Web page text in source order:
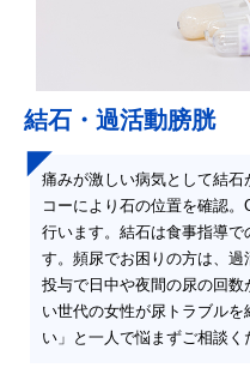
結石・過活動膀胱
痛みが激しい病気として結
コーにより石の位置を確認
行います。結石は食事指導
す。頻尿でお困りの方は、
投与で日中や夜間の尿の回
い世代の女性が尿トラブル
い」と一人で悩まずご相談く